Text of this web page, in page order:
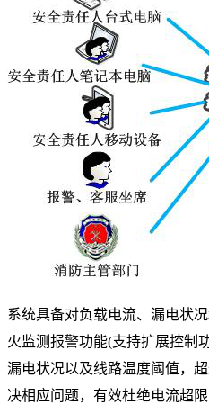
系统具备对负载电流、漏电状
火监测报警功能(支持扩展控制
漏电状况以及线路温度阈值，
决相应问题，有效杜绝电流超